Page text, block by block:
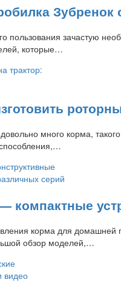
Зубренок
пользования зачастую
которые…
много корма,
компактные
корма для
обзор моделей,…